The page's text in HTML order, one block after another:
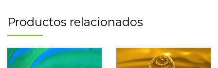
Productos relacionados